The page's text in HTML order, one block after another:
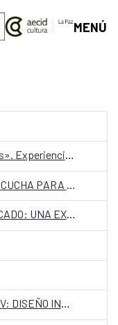
MENÚ
“La Literacidad en Lenguas Indígenas». Experiencias transgeneracionales de escritura de la lengua Aymara.
ESCUELA CROSS DE TEATRO APLICADO: UNA EXPERIENCIA DE TEATRO EN LA EDUCACIÓN
M.C/MUJERES Y CIENCIA MÓDULO IV: DISEÑO INTERACTIVO Y TECNOLOGÍA E-WEARABLE